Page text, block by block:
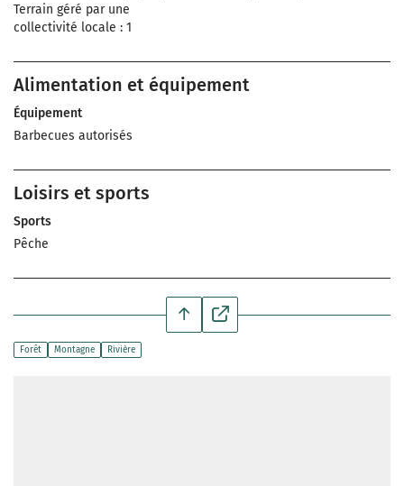
Terrain géré par une
collectivité locale : 1
Alimentation et équipement
Équipement
Barbecues autorisés
Loisirs et sports
Sports
Pêche
Forêt Montagne Rivière